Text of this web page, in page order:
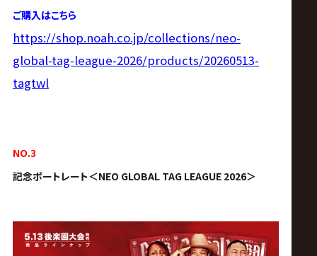
ご購入はこちら
https://shop.noah.co.jp/collections/neo-
global-tag-league-2026/products/20260513-
tagtwl
NO.3
記念ポートレート＜NEO GLOBAL TAG LEAGUE 2026＞